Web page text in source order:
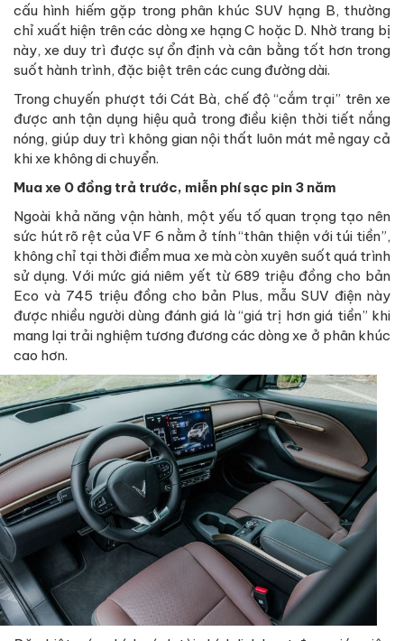
cấu hình hiếm gặp trong phân khúc SUV hạng B, thường
chỉ xuất hiện trên các dòng xe hạng C hoặc D. Nhờ trang bị
này, xe duy trì được sự ổn định và cân bằng tốt hơn trong
suốt hành trình, đặc biệt trên các cung đường dài.
Trong chuyến phượt tới Cát Bà, chế độ “cắm trại” trên xe
được anh tận dụng hiệu quả trong điều kiện thời tiết nắng
nóng, giúp duy trì không gian nội thất luôn mát mẻ ngay cả
khi xe không di chuyển.
Mua xe 0 đồng trả trước, miễn phí sạc pin 3 năm
Ngoài khả năng vận hành, một yếu tố quan trọng tạo nên
sức hút rõ rệt của VF 6 nằm ở tính “thân thiện với túi tiền”,
không chỉ tại thời điểm mua xe mà còn xuyên suốt quá trình
sử dụng. Với mức giá niêm yết từ 689 triệu đồng cho bản
Eco và 745 triệu đồng cho bản Plus, mẫu SUV điện này
được nhiều người dùng đánh giá là “giá trị hơn giá tiền” khi
mang lại trải nghiệm tương đương các dòng xe ở phân khúc
cao hơn.